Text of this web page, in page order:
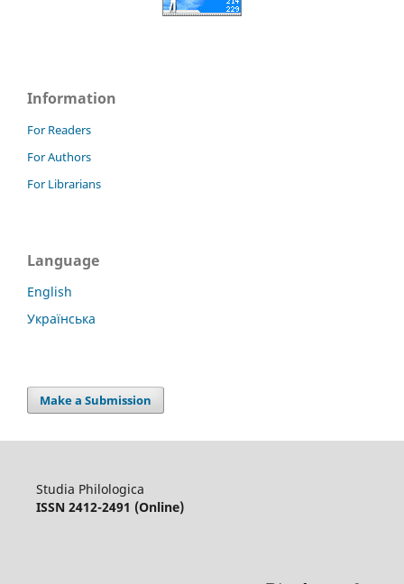
Information
For Readers
For Authors
For Librarians
Language
English
Українська
Make a Submission
Studia Philologica
ISSN 2412-2491 (Online)